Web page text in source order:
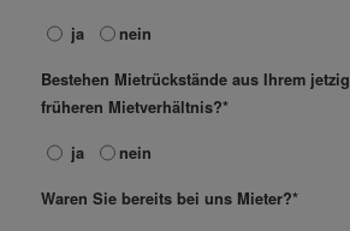
ja nein
Bestehen Mietrückstände aus Ihrem
früheren Mietverhältnis?*
ja nein
Waren Sie bereits bei uns Mieter?*